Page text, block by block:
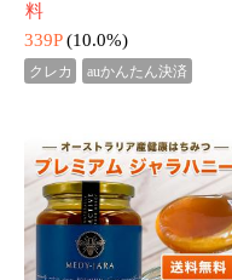
パック 分析証明書付 ニュ
ージーランド産 蜂蜜 無添
加 無農薬 非加熱 天然生は
ちみつ
1,520円
送料無
料
152P (10.0%)